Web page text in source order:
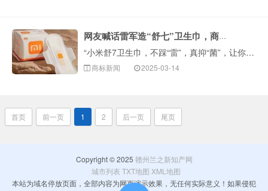
网友喊话雷军造“舒七”卫生巾，商标已被抢注！
“小米舒7卫生巾，不踩“雷”，真抑“菌”，让你舒服七天，开小米su7，垫小米舒7，做美丽酥···
商标新闻 2025-03-14
首页 前一页 1 2 后一页 尾页
Copyright © 2025 赣州兰之新知产网
城市列表 TXT地图 XML地图
本站为域名停放页面，全部内容为网页演示效果，无任何实际意义！如果侵犯